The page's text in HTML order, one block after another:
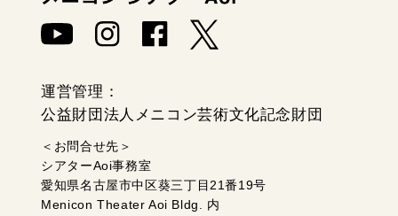
運営管理：
公益財団法人メニコン芸術文化記念財団
＜お問合せ先＞
シアターAoi事務室
愛知県名古屋市中区葵三丁目21番19号
Menicon Theater Aoi Bldg. 内